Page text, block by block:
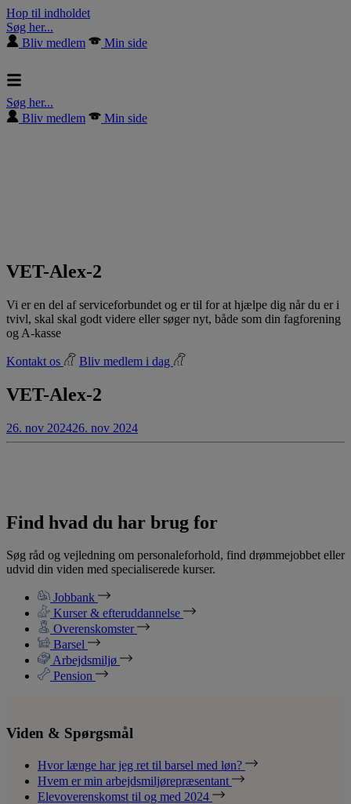
Hop til indholdet
Søg her...
Bliv medlem
Min side
Søg her...
Bliv medlem
Min side
VET-Alex-2
Vi er en del af serviceforbundet og er til for at hjælpe dig når du er i
tvivl, skal skal godt videre eller søger nyt, både som din fagforening
og A-kasse
Kontakt os Bliv medlem i dag
VET-Alex-2
26. nov 202426. nov 2024
Find hvad du har brug for
Søg råd og vejledning om personaleforhold, find drømmejobbet eller
udvid din viden med specialiserede kurser.
Jobbank
Kurser & efteruddannelse
Overenskomster
Barsel
Arbejdsmiljø
Pension
Viden & Spørgsmål
Hvor længe har jeg ret til barsel med løn?
Hvem er min arbejdsmiljørepræsentant
Elevoverenskomst til og med 2024